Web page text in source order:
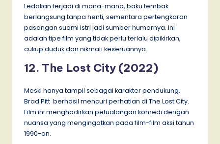
Ledakan terjadi di mana-mana, baku tembak
berlangsung tanpa henti, sementara pertengkaran
pasangan suami istri jadi sumber humornya. Ini
adalah tipe film yang tidak perlu terlalu dipikirkan,
cukup duduk dan nikmati keseruannya.
12. The Lost City (2022)
Meski hanya tampil sebagai karakter pendukung,
Brad Pitt berhasil mencuri perhatian di The Lost City.
Film ini menghadirkan petualangan komedi dengan
nuansa yang mengingatkan pada film-film aksi tahun
1990-an.